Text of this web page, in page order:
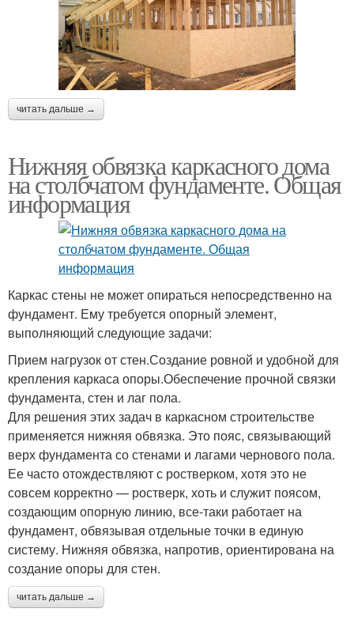
читать дальше →
Нижняя обвязка каркасного дома
на столбчатом фундаменте. Общая
информация
Каркас стены не может опираться непосредственно на
фундамент. Ему требуется опорный элемент,
выполняющий следующие задачи:
Прием нагрузок от стен.Создание ровной и удобной для
крепления каркаса опоры.Обеспечение прочной связки
фундамента, стен и лаг пола.
Для решения этих задач в каркасном строительстве
применяется нижняя обвязка. Это пояс, связывающий
верх фундамента со стенами и лагами чернового пола.
Ее часто отождествляют с ростверком, хотя это не
совсем корректно — ростверк, хоть и служит поясом,
создающим опорную линию, все-таки работает на
фундамент, обвязывая отдельные точки в единую
систему. Нижняя обвязка, напротив, ориентирована на
создание опоры для стен.
читать дальше →